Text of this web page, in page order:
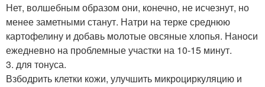
Нет, волшебным образом они, конечно, не исчезнут, но
менее заметными станут. Натри на терке среднюю
картофелину и добавь молотые овсяные хлопья. Наноси
ежедневно на проблемные участки на 10-15 минут.
3. для тонуса.
Взбодрить клетки кожи, улучшить микроциркуляцию и